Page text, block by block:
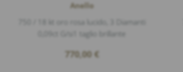
Anello
750 / 18 kt oro rosa lucido, 3 Diamanti
0,09ct G/si1 taglio brillante
770,00 €